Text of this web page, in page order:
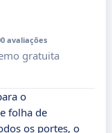
avaliações
gratuita
o
folha de
os portes, o